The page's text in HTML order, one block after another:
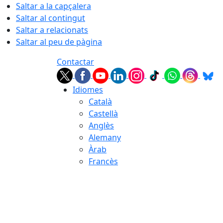
Saltar a la capçalera
Saltar al contingut
Saltar a relacionats
Saltar al peu de pàgina
Contactar
Idiomes
Català
Castellà
Anglès
Alemany
Àrab
Francès